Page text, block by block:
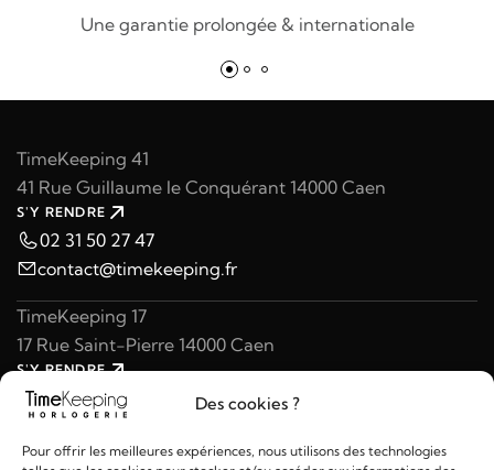
Des cookies ?
Pour offrir les meilleures expériences, nous utilisons des technologies
Une garantie prolongée & internationale
TimeKeeping 41
41 Rue Guillaume le Conquérant 14000 Caen
S'Y RENDRE
02 31 50 27 47
contact@timekeeping.fr
TimeKeeping 17
17 Rue Saint-Pierre 14000 Caen
S'Y RENDRE
02 31 47 49 97
contact@timekeeping.fr